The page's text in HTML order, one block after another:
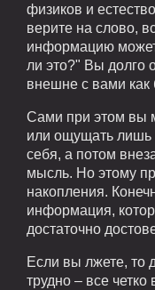
физиков и
верите на слово,
информацию
ли это?" Вы долго
внешне с вами как
Сами при этом вы
или ощущать лишь
себя, а потом
мысль. Но этому
накопления.
информация,
достаточно
Если вы лжете, то
трудно – все